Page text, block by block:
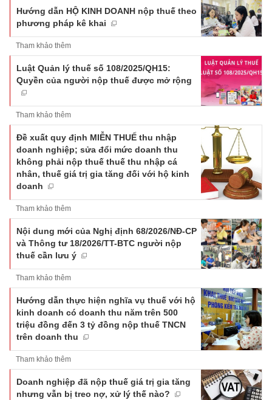
Hướng dẫn HỘ KINH DOANH nộp thuế theo
phương pháp kê khai
Tham khảo thêm
Luật Quản lý thuế số 108/2025/QH15:
Quyền của người nộp thuế được mở rộng
Tham khảo thêm
Đề xuất quy định MIỄN THUẾ thu nhập
doanh nghiệp; sửa đổi mức doanh thu
không phải nộp thuế thuế thu nhập cá
nhân, thuế giá trị gia tăng đối với hộ kinh
doanh
Tham khảo thêm
Nội dung mới của Nghị định 68/2026/NĐ-CP
và Thông tư 18/2026/TT-BTC người nộp
thuế cần lưu ý
Tham khảo thêm
Hướng dẫn thực hiện nghĩa vụ thuế với hộ
kinh doanh có doanh thu năm trên 500
triệu đồng đến 3 tỷ đồng nộp thuế TNCN
trên doanh thu
Tham khảo thêm
Doanh nghiệp đã nộp thuế giá trị gia tăng
nhưng vẫn bị treo nợ, xử lý thế nào?